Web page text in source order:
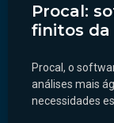
Procal:
finitos da
Procal, o
análises mais
necessidades